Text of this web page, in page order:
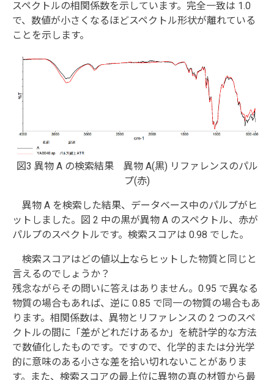
スペクトルの相関係数を示しています。完全一致は 1.0
で、数値が小さくなるほどスペクトル形状が離れている
ことを示します。
図3 異物 A の検索結果 異物 A(黒) リファレンスのパル
プ(赤)
異物 A を検索した結果、データベース中のパルプがヒ
ットしました。図 2 中の黒が異物 A のスペクトル、赤が
パルプのスペクトルです。検索スコアは 0.98 でした。
検索スコアはどの値以上ならヒットした物質と同じと
言えるのでしょうか？
残念ながらその問いに答えはありません。0.95 で異なる
物質の場合もあれば、逆に 0.85 で同一の物質の場合もあ
ります。相関係数は、異物とリファレンスの 2 つのスペ
クトルの間に「差がどれだけあるか」を統計学的な方法
で数値化したものです。ですので、化学的または分光学
的に意味のある小さな差を拾い切れないことがありま
す。また、検索スコアの最上位に異物の真の材質から最